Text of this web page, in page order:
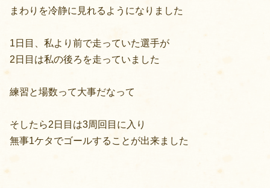
まわりを冷静に見れるようになりました
1日目、私より前で走っていた選手が
2日目は私の後ろを走っていました
練習と場数って大事だなって
そしたら2日目は3周回目に入り
無事1ケタでゴールすることが出来ました